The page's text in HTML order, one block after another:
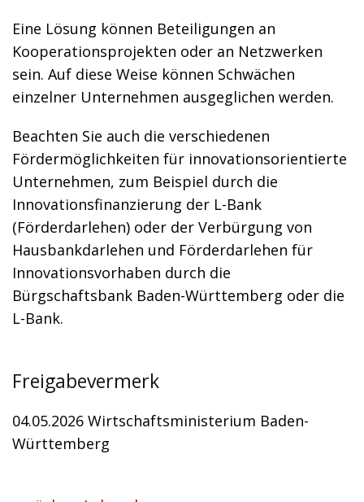
Eine Lösung können Beteiligungen an
Kooperationsprojekten oder an Netzwerken
sein. Auf diese Weise können Schwächen
einzelner Unternehmen ausgeglichen werden.
Beachten Sie auch die verschiedenen
Fördermöglichkeiten für innovationsorientierte
Unternehmen, zum Beispiel durch die
Innovationsfinanzierung der L-Bank
(Förderdarlehen) oder der Verbürgung von
Hausbankdarlehen und Förderdarlehen für
Innovationsvorhaben durch die
Bürgschaftsbank Baden-Württemberg oder die
L-Bank.
Freigabevermerk
04.05.2026 Wirtschaftsministerium Baden-
Württemberg